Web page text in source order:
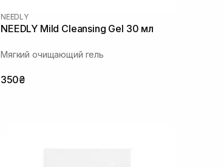
NEEDLY
NEEDLY Mild Cleansing Gel 30 мл
Мягкий очищающий гель
350₴